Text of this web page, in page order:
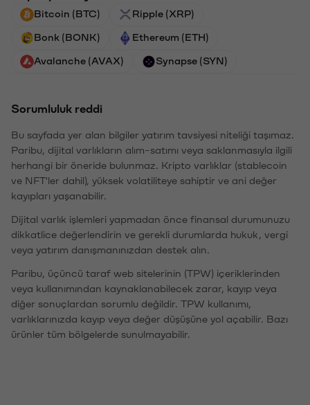
Bitcoin (BTC) Ripple (XRP)
Bonk (BONK) Ethereum (ETH)
Avalanche (AVAX) Synapse (SYN)
Sorumluluk reddi
Bu sayfada yer alan bilgiler yatırım tavsiyesi niteliği taşımaz.
Paribu, dijital varlıkların alım-satımı veya saklanmasıyla ilgili
herhangi bir öneride bulunmaz. Kripto varlıklar (stablecoin
ve NFT'ler dahil), yüksek volatiliteye sahiptir ve ani değer
kayıpları yaşanabilir.
Dijital varlık işlemleri yapmadan önce finansal durumunuzu
dikkatlice değerlendirin ve gerekli durumlarda hukuk, vergi
veya yatırım danışmanınızdan destek alın.
Paribu, üçüncü taraf web sitelerinin (TPW) içeriklerinden
veya kullanımından kaynaklanabilecek zarar, kayıp veya
diğer sonuçlardan sorumlu değildir. TPW kullanımı,
varlıklarınızda kayıp veya değer düşüşüne yol açabilir. Bazı
ürünler tüm bölgelerde sunulmayabilir.